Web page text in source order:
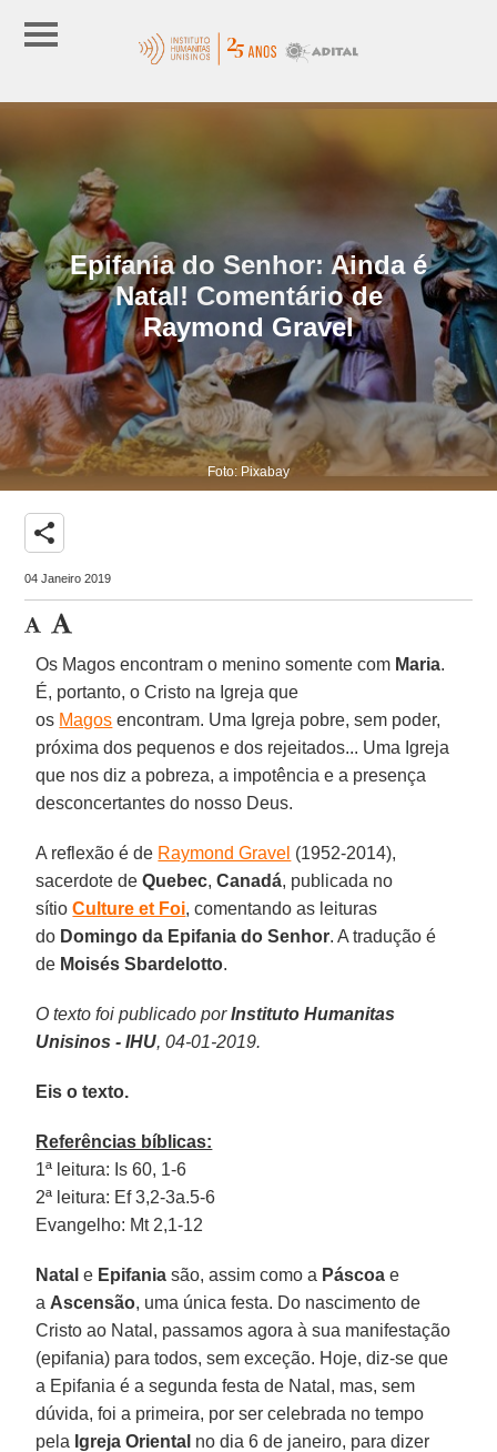
Epifania do Senhor: Ainda é
Natal! Comentário de
Raymond Gravel
Foto: Pixabay
share
04 Janeiro 2019
Os Magos encontram o menino somente com Maria.
É, portanto, o Cristo na Igreja que
os Magos encontram. Uma Igreja pobre, sem poder,
próxima dos pequenos e dos rejeitados... Uma Igreja
que nos diz a pobreza, a impotência e a presença
desconcertantes do nosso Deus.
A reflexão é de Raymond Gravel (1952-2014),
sacerdote deQuebec,Canadá, publicada no
sítioCulture et Foi, comentando as leituras
do Domingo da Epifania do Senhor. A tradução é
de Moisés Sbardelotto.
O texto foi publicado porInstituto Humanitas
Unisinos - IHU, 04-01-2019.
Eis o texto.
Referências bíblicas:
1ª leitura: Is 60, 1-6
2ª leitura: Ef 3,2-3a.5-6
Evangelho: Mt 2,1-12
Natale Epifaniasão, assim como a Páscoae
a Ascensão, uma única festa. Do nascimento de
Cristo ao Natal, passamos agora à sua manifestação
(epifania) para todos, sem exceção. Hoje, diz-se que
a Epifania é a segunda festa de Natal, mas, sem
dúvida, foi a primeira, por ser celebrada no tempo
pela Igreja Oriental no dia 6 de janeiro, para dizer